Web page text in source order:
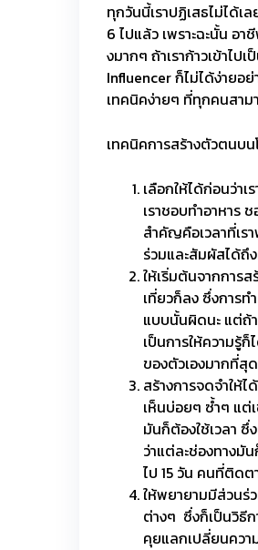
ทุกวันนี้เราปฏิเสธไม่ได้เ
6 ไปแล้ว เพราะฉะนั้น อ
งมากๆ ถ้าเราก้าวเข้าไ
Influencer ก็ไม่ได้ง่ายอ
เทคนิคง่ายๆ ที่ทุกคนสาม
เทคนิคการสร้างตัวตนบน
เลือกให้ได้ก่อนว่าเ
เราชอบทำอาหาร
สำคัญคือเวลาที่เร
ร่วมและสัมผัสได้ถึ
ให้เริ่มต้นจากการ
เที่ยวก็ลง ซึ่งการท
แบบนั้นผิดนะ แต่ถ้า
เป็นการให้ความรู้
ของตัวเองมากที่สุ
สร้างการจดจำให้
เห็นบ่อยๆ ซ้ำๆ แต่
มันก็ต้องใช้เวลา
ว่าแต่ละช่องทางมัน
ไป 15 วัน คนที่ติดต
ให้พยายามมีส่วนร่
ต่างๆ ซึ่งก็เป็นวิธี
คุยแลกเปลี่ยนควา